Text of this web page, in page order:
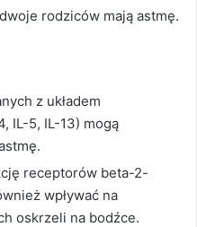
rodziców mają astmę.
z układem
IL-5, IL-13) mogą
receptorów beta-2-
wpływać na
oskrzeli na bodźce.